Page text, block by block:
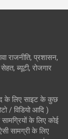
राजनीति, प्रशासन,
ब्यूटी, रोजगार
के लिए साइट के कुछ
/ विडियो आदि )
के लिए कोई
सामग्री के लिए